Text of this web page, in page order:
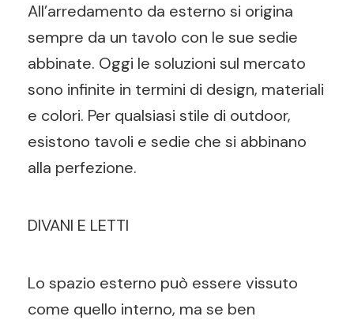
All’arredamento da esterno si origina
sempre da un tavolo con le sue sedie
abbinate. Oggi le soluzioni sul mercato
sono infinite in termini di design, materiali
e colori. Per qualsiasi stile di outdoor,
esistono tavoli e sedie che si abbinano
alla perfezione.
DIVANI E LETTI
Lo spazio esterno può essere vissuto
come quello interno, ma se ben